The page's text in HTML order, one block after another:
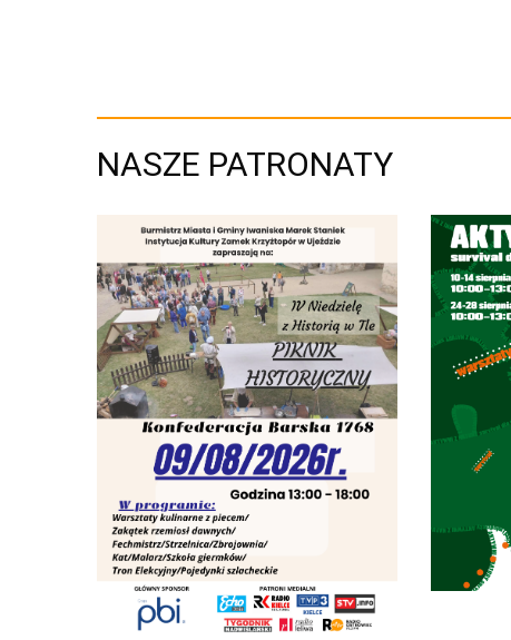
NASZE PATRONATY